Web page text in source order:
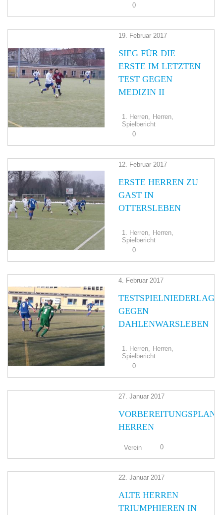
0
19. Februar 2017
SIEG FÜR DIE
ERSTE IM LETZTEN
TEST GEGEN
MEDIZIN II
1. Herren, Herren,
Spielbericht
0
12. Februar 2017
ERSTE HERREN ZU
GAST IN
OTTERSLEBEN
1. Herren, Herren,
Spielbericht
0
4. Februar 2017
TESTSPIELNIEDERLAGE
GEGEN
DAHLENWARSLEBEN
1. Herren, Herren,
Spielbericht
0
27. Januar 2017
VORBEREITUNGSPLAN
HERREN
Verein 0
22. Januar 2017
ALTE HERREN
TRIUMPHIEREN IN